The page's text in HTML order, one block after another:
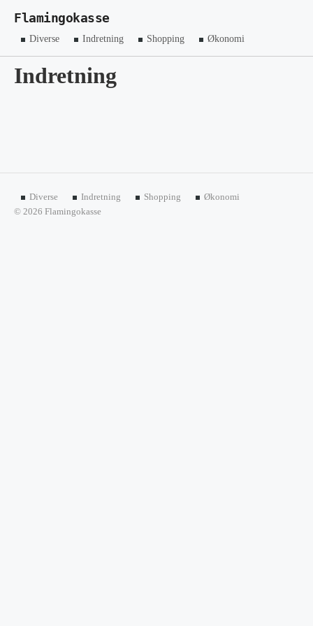
Flamingokasse
Diverse Indretning Shopping Økonomi
Indretning
Diverse Indretning Shopping
Økonomi
© 2026 Flamingokasse